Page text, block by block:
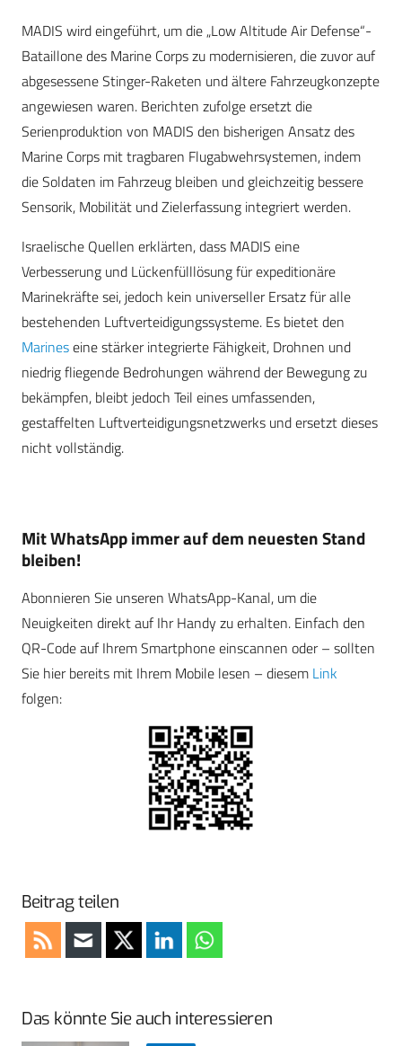
MADIS wird eingeführt, um die „Low Altitude Air Defense“-
Bataillone des Marine Corps zu modernisieren, die zuvor auf
abgesessene Stinger-Raketen und ältere Fahrzeugkonzepte
angewiesen waren. Berichten zufolge ersetzt die
Serienproduktion von MADIS den bisherigen Ansatz des
Marine Corps mit tragbaren Flugabwehrsystemen, indem
die Soldaten im Fahrzeug bleiben und gleichzeitig bessere
Sensorik, Mobilität und Zielerfassung integriert werden.
Israelische Quellen erklärten, dass MADIS eine
Verbesserung und Lückenfülllösung für expeditionäre
Marinekräfte sei, jedoch kein universeller Ersatz für alle
bestehenden Luftverteidigungssysteme. Es bietet den
Marineseine stärker integrierte Fähigkeit, Drohnen und
niedrig fliegende Bedrohungen während der Bewegung zu
bekämpfen, bleibt jedoch Teil eines umfassenden,
gestaffelten Luftverteidigungsnetzwerks und ersetzt dieses
nicht vollständig.
Mit WhatsApp immer auf dem neuesten Stand
bleiben!
Abonnieren Sie unseren WhatsApp-Kanal, um die
Neuigkeiten direkt auf Ihr Handy zu erhalten. Einfach den
QR-Code auf Ihrem Smartphone einscannen oder – sollten
Sie hier bereits mit Ihrem Mobile lesen – diesem Link
folgen:
Beitrag teilen
Das könnte Sie auch interessieren